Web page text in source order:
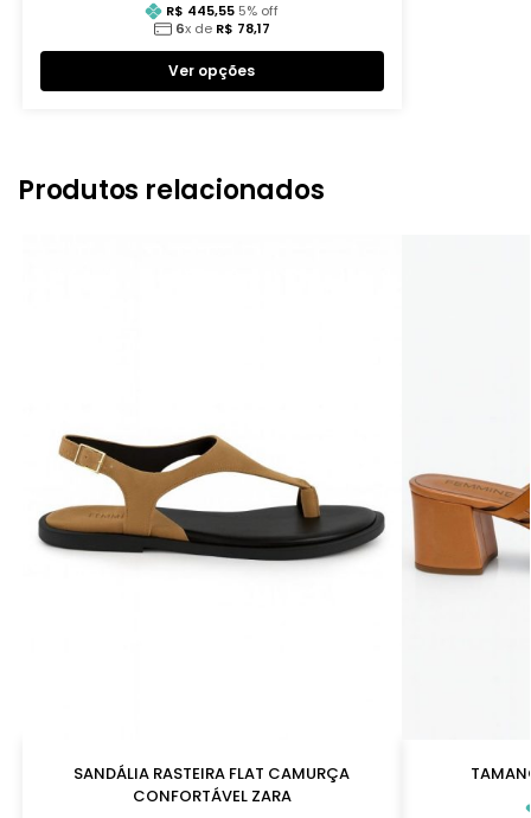
R$ 445,55 5% off
6x de R$ 78,17
Ver opções
Produtos relacionados
SANDÁLIA RASTEIRA FLAT CAMURÇA
CONFORTÁVEL ZARA